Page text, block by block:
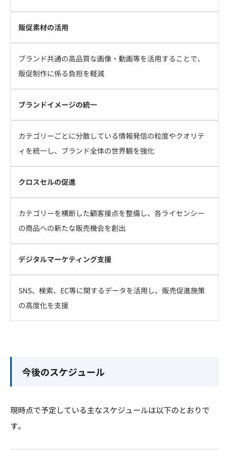
販促素材の活用
ブランド共通の高品質な画像・動画等を活用することで、
販促制作に係る負担を軽減
ブランドイメージの統一
カテゴリーごとに分散している情報発信の粒度やクオリテ
ィを統一し、ブランド全体の世界観を強化
クロスセルの促進
カテゴリーを横断した顧客接点を整備し、各ライセンシー
の商品への新たな販売機会を創出
デジタルマーケティング支援
SNS、検索、EC等に関するデータを活用し、販売促進施策
の高度化を支援
今後のスケジュール
現時点で予定している主なスケジュールは以下のとおりで
す。